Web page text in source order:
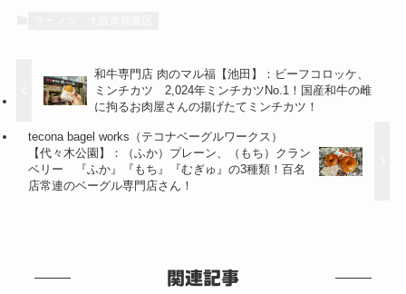
和牛専門店 肉のマル福【池田】：ビーフコロッケ、
ミンチカツ 2,024年ミンチカツNo.1！国産和牛の雌
に拘るお肉屋さんの揚げたてミンチカツ！
tecona bagel works（テコナベーグルワークス）
【代々木公園】：（ふか）プレーン、（もち）クラン
ベリー 『ふか』『もち』『むぎゅ』の3種類！百名
店常連のベーグル専門店さん！
関連記事